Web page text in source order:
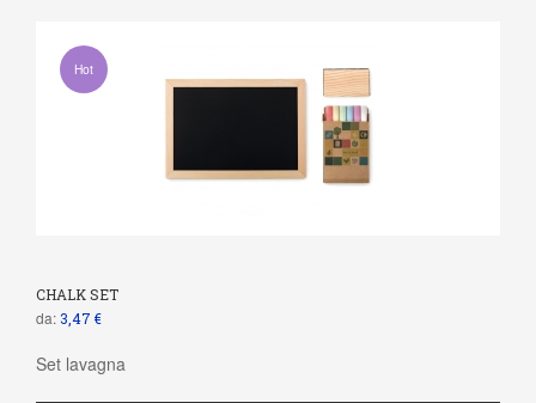
Hot
CHALK SET
da: 3,47 €
Set lavagna